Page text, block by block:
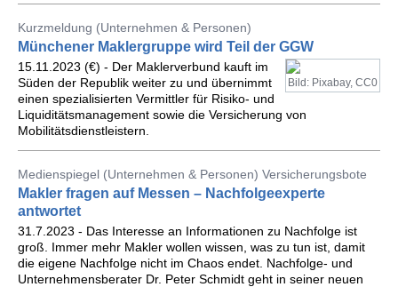
Kurzmeldung (Unternehmen & Personen)
Münchener Maklergruppe wird Teil der GGW
Bild: Pixabay, CC0
15.11.2023 (€) - Der Maklerverbund kauft im
Süden der Republik weiter zu und übernimmt
einen spezialisierten Vermittler für Risiko- und
Liquiditätsmanagement sowie die Versicherung von
Mobilitätsdienstleistern.
Medienspiegel (Unternehmen & Personen) Versicherungsbote
Makler fragen auf Messen – Nachfolgeexperte
antwortet
31.7.2023 - Das Interesse an Informationen zu Nachfolge ist
groß. Immer mehr Makler wollen wissen, was zu tun ist, damit
die eigene Nachfolge nicht im Chaos endet. Nachfolge- und
Unternehmensberater Dr. Peter Schmidt geht in seiner neuen